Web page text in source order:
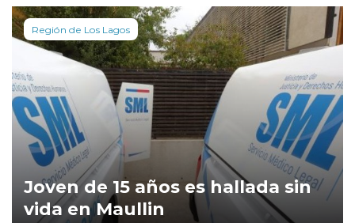
Región de Los Lagos
Joven de 15 años es hallada sin
vida en Maullin